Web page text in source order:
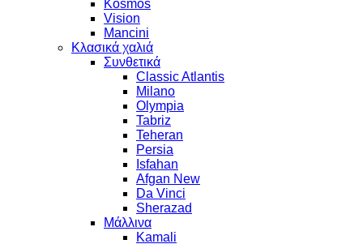
Kosmos
Vision
Mancini
Κλασικά χαλιά
Συνθετικά
Classic Atlantis
Milano
Olympia
Tabriz
Teheran
Persia
Isfahan
Afgan New
Da Vinci
Sherazad
Μάλλινα
Kamali